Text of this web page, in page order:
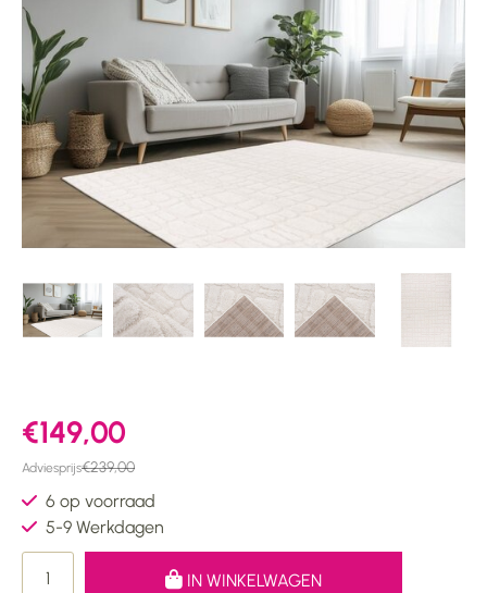
€149,00
Adviesprijs€239,00
6 op voorraad
5-9 Werkdagen
IN WINKELWAGEN